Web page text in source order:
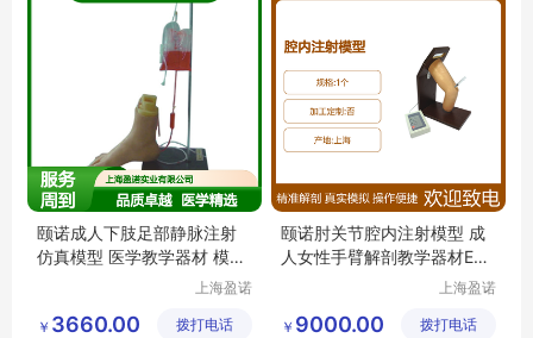
颐诺成人下肢足部静脉注射
仿真模型 医学教学器材 模拟
上海盈诺
公司
￥ 3660.00 拨打电话
颐诺肘关节腔内注射模型 成
人女性手臂解剖教学器材EN/
上海盈诺
公司
￥ 9000.00 拨打电话